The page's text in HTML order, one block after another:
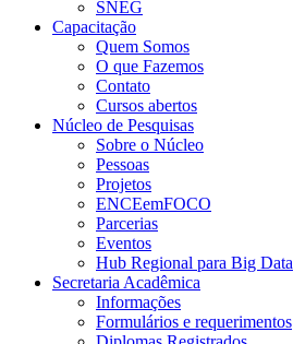
SNEG
Capacitação
Quem Somos
O que Fazemos
Contato
Cursos abertos
Núcleo de Pesquisas
Sobre o Núcleo
Pessoas
Projetos
ENCEemFOCO
Parcerias
Eventos
Hub Regional para Big Data
Secretaria Acadêmica
Informações
Formulários e requerimentos